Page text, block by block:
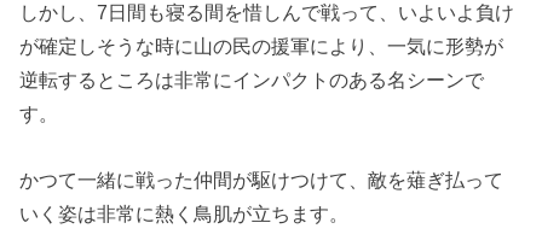
しかし、7日間も寝る間を惜しんで戦って、いよいよ負け
が確定しそうな時に山の民の援軍により、一気に形勢が
逆転するところは非常にインパクトのある名シーンで
す。
かつて一緒に戦った仲間が駆けつけて、敵を薙ぎ払って
いく姿は非常に熱く鳥肌が立ちます。